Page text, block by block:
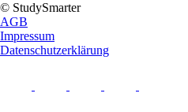
© StudySmarter
AGB
Impressum
Datenschutzerklärung